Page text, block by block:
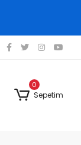
0
Sepetim